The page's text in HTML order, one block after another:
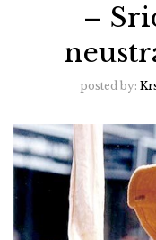
–
posted by: